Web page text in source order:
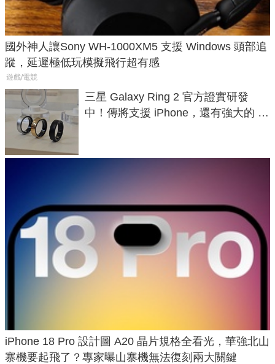
國外神人讓Sony WH-1000XM5 支援 Windows 頭部追
蹤，延遲極低玩模擬飛行超有感
遊戲/電競
三星 Galaxy Ring 2 官方證實研發
中！傳將支援 iPhone，還有強大的 AI
iPhone 18 Pro 設計圖 A20 晶片規格全看光，華強北山
寨機要起飛了？專家曝山寨機無法復刻兩大關鍵